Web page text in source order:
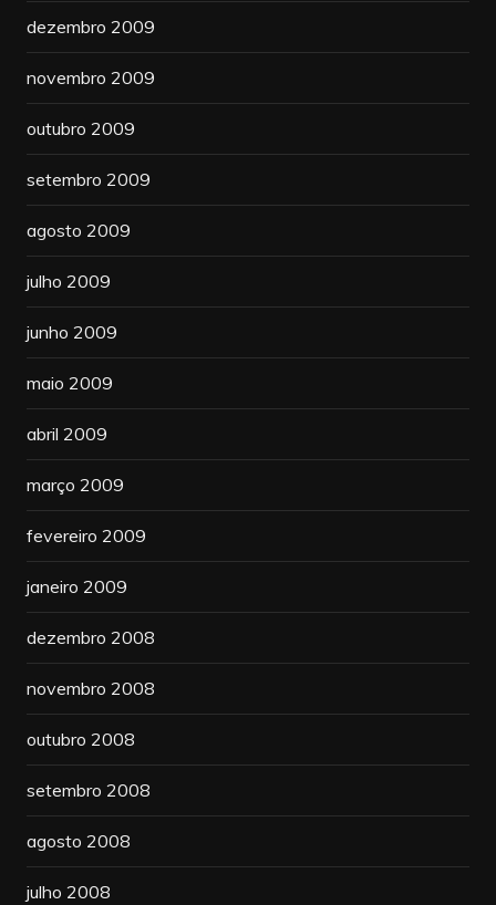
dezembro 2009
novembro 2009
outubro 2009
setembro 2009
agosto 2009
julho 2009
junho 2009
maio 2009
abril 2009
março 2009
fevereiro 2009
janeiro 2009
dezembro 2008
novembro 2008
outubro 2008
setembro 2008
agosto 2008
julho 2008